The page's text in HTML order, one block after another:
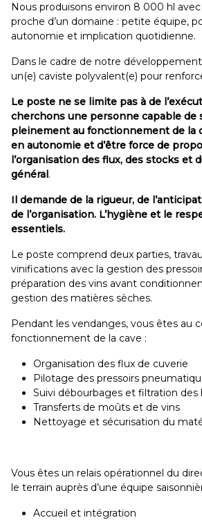
Nous produisons environ 8 000 hl
proche d’un domaine : petite équipe,
autonomie et implication quotidienne.
Dans le cadre de notre
un(e) caviste polyvalent(e) pour
Le poste ne se limite pas à de
cherchons une personne capable de
pleinement au fonctionnement de la
en autonomie et d’être force de
l’organisation des flux, des stocks et
général.
Il demande de la rigueur, de
de l’organisation. L’hygiène et le
essentiels.
Le poste comprend deux parties,
vinifications avec la gestion des
préparation des vins avant
gestion des matières sèches.
Pendant les vendanges, vous êtes au
fonctionnement de la cave :
Organisation des flux de cuverie
Pilotage des pressoirs
Suivi débourbages et filtration des
Transferts de moûts et de vins
Nettoyage et sécurisation du
Vous êtes un relais opérationnel du
le terrain auprès d’une équipe
Accueil et intégration